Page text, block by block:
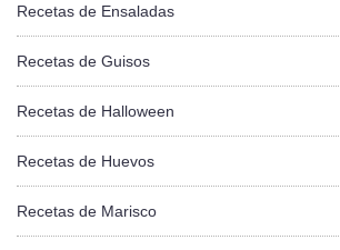
Recetas de Ensaladas
Recetas de Guisos
Recetas de Halloween
Recetas de Huevos
Recetas de Marisco